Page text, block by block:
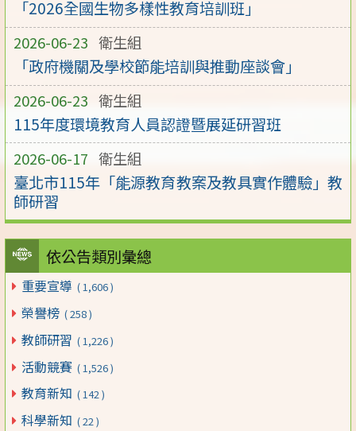
「2026全國生物多樣性教育培訓班」
2026-06-23 衛生組
「政府機關及學校節能培訓與推動座談會」
2026-06-23 衛生組
115年度環境教育人員認證暨展延研習班
2026-06-17 衛生組
臺北市115年「能源教育教案及教具實作體驗」教
師研習
依公告類別彙總
重要宣導 ( 1,606 )
榮譽榜 ( 258 )
教師研習 ( 1,226 )
活動競賽 ( 1,526 )
教育新知 ( 142 )
科學新知 ( 22 )